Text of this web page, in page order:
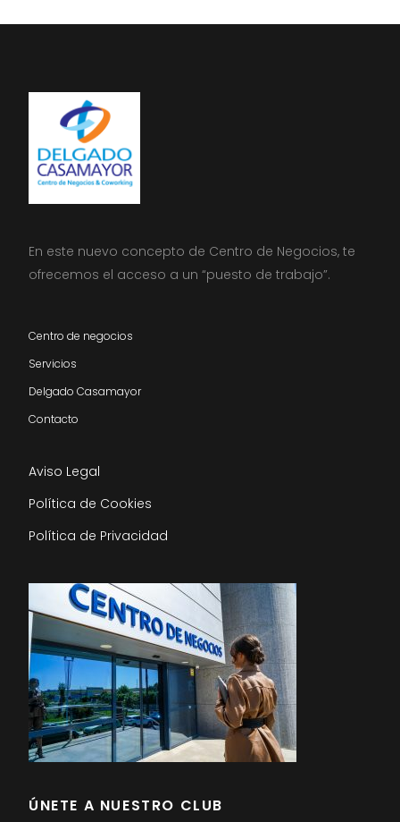
En este nuevo concepto de Centro de Negocios, te
ofrecemos el acceso a un “puesto de trabajo”.
Centro de negocios
Servicios
Delgado Casamayor
Contacto
Aviso Legal
Política de Cookies
Política de Privacidad
ÚNETE A NUESTRO CLUB